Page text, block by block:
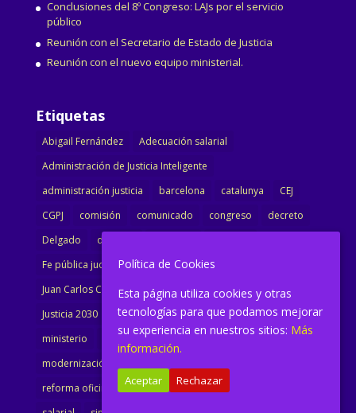
Conclusiones del 8º Congreso: LAJs por el servicio
público
Reunión con el Secretario de Estado de Justicia
Reunión con el nuevo equipo ministerial.
Etiquetas
Abigail Fernández
Adecuación salarial
Administración de Justicia Inteligente
administración justicia
barcelona catalunya
CEJ
CGPJ
comisión comunicado congreso
decreto
Delgado
dimisión
Fe pública judicial
Formación
gobierno
Juan Carlos Campo
Jurisprudencia
justicia
Justicia 2030
LAJ letrados
Marta Urbano
ministerio
Ministra Justicia
Ministro de Justicia
modernización
reforma oficina
renovación retribuciones
Política de Cookies
Esta página utiliza cookies y otras
tecnologías para que podamos mejorar
su experiencia en nuestros sitios: Más
información.
Aceptar Rechazar